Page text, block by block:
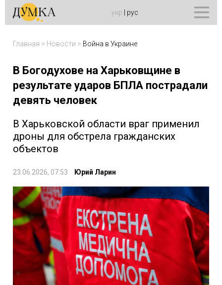
укр рус
Главная > Новости > Война в Украине
В Богодухове на Харьковщине в
результате ударов БПЛА пострадали
девять человек
В Харьковской области враг применил
дроны для обстрела гражданских
объектов
23.06.2026, 07:53 Юрий Ларин